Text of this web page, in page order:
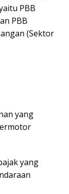
PBB
PBB
(Sektor
yang
yang